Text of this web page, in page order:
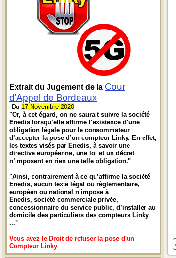
Extrait du Jugement de la Cour
d'Appel de Bordeaux
Du 17 Novembre 2020
"Or, à cet égard, on ne saurait suivre la société
Enedis lorsqu’elle affirme l’existence d’une
obligation légale pour le consommateur
d’accepter la pose d’un compteur Linky. En effet,
les textes visés par Enedis, à savoir une
directive européenne, une loi et un décret
n’imposent en rien une telle obligation."
"Ainsi, contrairement à ce qu’affirme la société
Enedis, aucun texte légal ou règlementaire,
européen ou national n’impose à
Enedis, société commerciale privée,
concessionnaire du service public, d’installer au
domicile des particuliers des compteurs Linky
..."
Vous avez le Droit de refuser la pose d'un
Compteur Linky